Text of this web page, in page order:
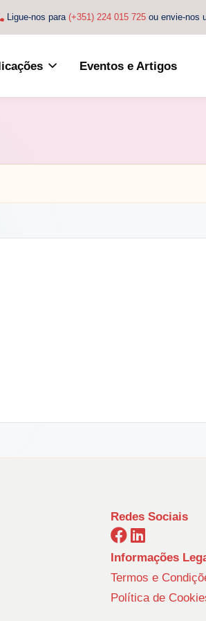
Ligue-nos para (+351) 224 015 725 ou envie-nos
Eventos e Artigos
Redes Sociais
Informações
Termos e
Política de